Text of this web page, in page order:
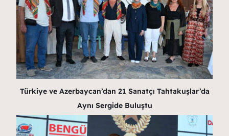
Türkiye ve Azerbaycan’dan 21 Sanatçı Tahtakuşlar’da
Aynı Sergide Buluştu